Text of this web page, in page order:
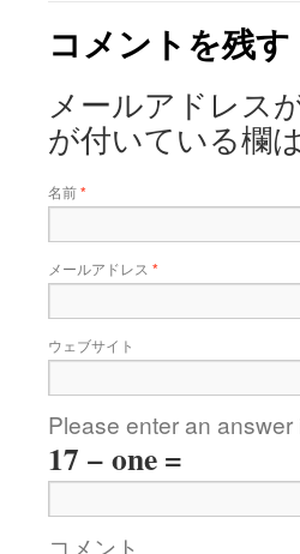
コメントを残す
メールアドレス
が付いている欄
名前*
メールアドレス *
ウェブサイト
Please enter an answer
17 − one =
コメント